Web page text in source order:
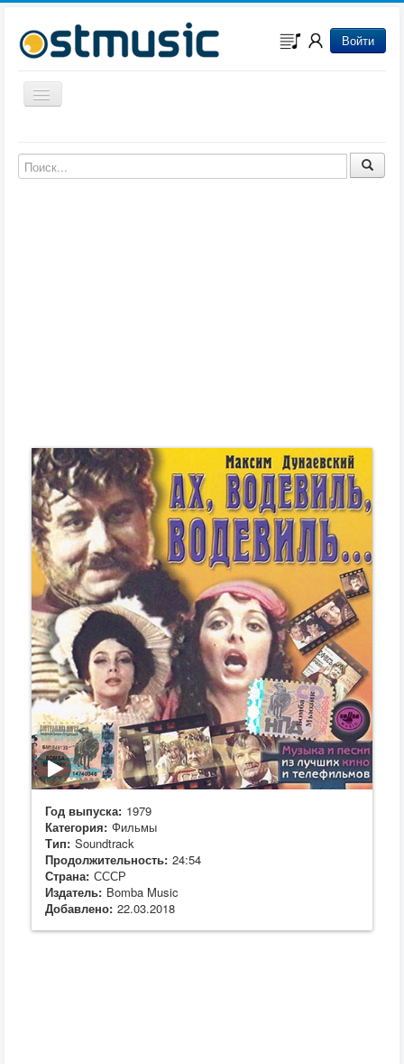
Войти
Включить/выключить навигацию
Музыка из мультфильмов
Музыка из сериалов
Год выпуска: 1979
Категория: Фильмы
Тип: Soundtrack
Продолжительность: 24:54
Страна: СССР
Издатель: Bomba Music
Добавлено: 22.03.2018